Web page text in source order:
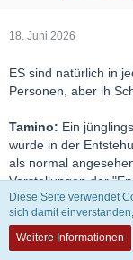
18. Juni 2026
ES sind natürlich in
Personen, aber ih
Tamino: Ein
wurde in der
als normal
Vorstellungen der
Ab Ende des 20.
tendenziell als
auf "Mann spielt" -
selber belehrt und
Diese Seite verwendet
sich damit
Weitere Informationen